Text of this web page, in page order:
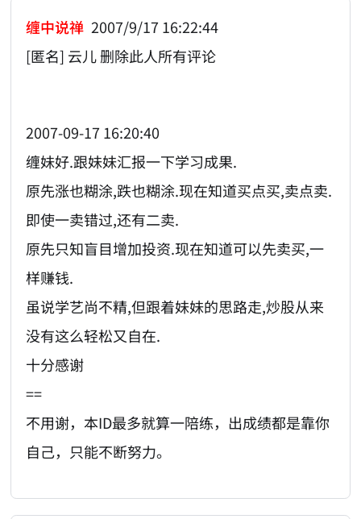
缠中说禅 2007/9/17 16:22:44
[匿名] 云儿 删除此人所有评论
2007-09-17 16:20:40
缠妹好.跟妹妹汇报一下学习成果.
原先涨也糊涂,跌也糊涂.现在知道买点买,卖点卖.
即使一卖错过,还有二卖.
原先只知盲目增加投资.现在知道可以先卖买,一
样赚钱.
虽说学艺尚不精,但跟着妹妹的思路走,炒股从来
没有这么轻松又自在.
十分感谢
==
不用谢，本ID最多就算一陪练，出成绩都是靠你
自己，只能不断努力。